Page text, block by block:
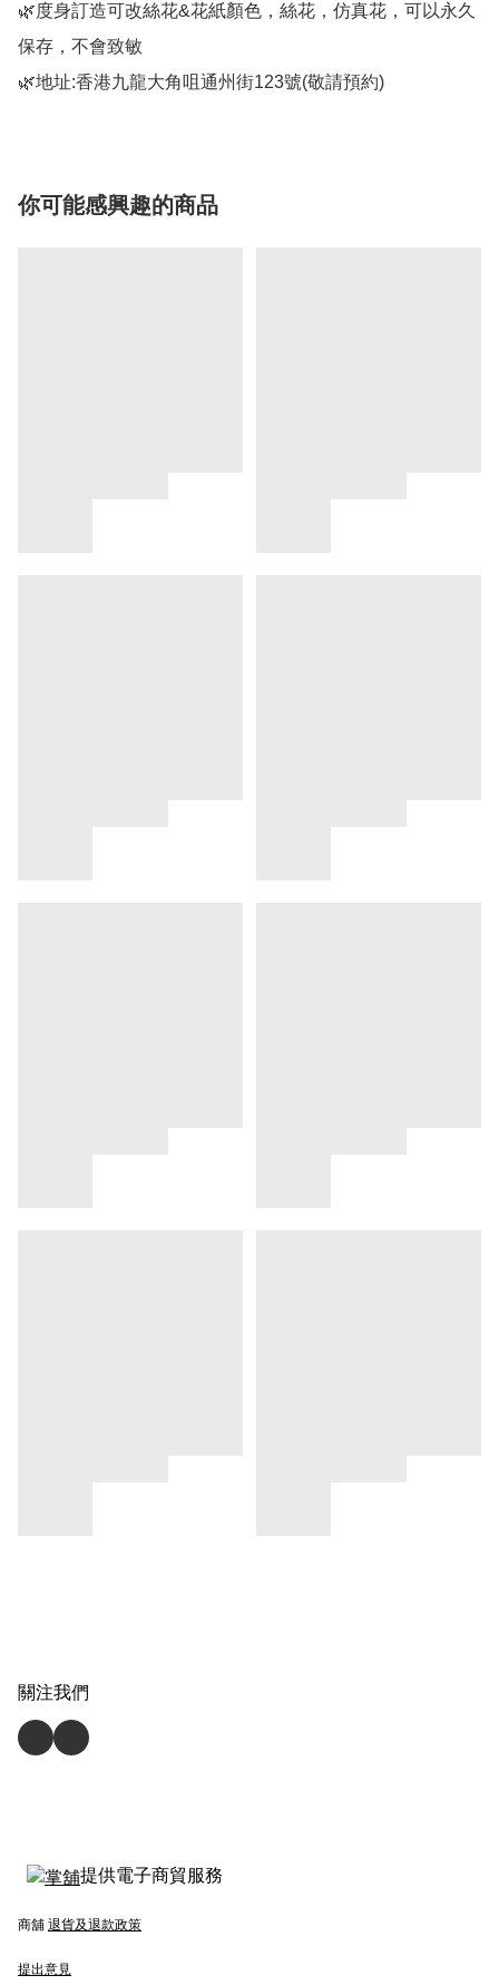
🌿度身訂造可改絲花&花紙顏色，絲花，仿真花，可以永久
保存，不會致敏
🌿地址:香港九龍大角咀通州街123號(敬請預約)
你可能感興趣的商品
關注我們
提供電子商貿服務
商舖 退貨及退款政策
提出意見